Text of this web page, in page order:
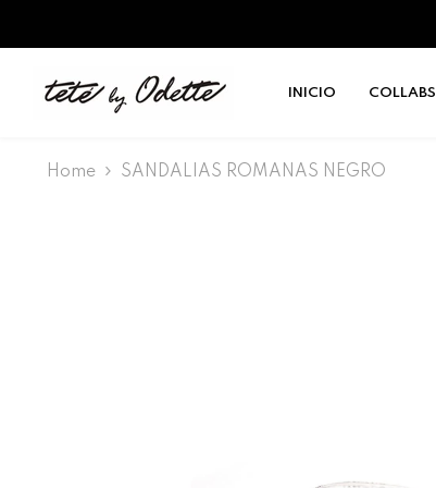
INICIO COLLABS
Home SANDALIAS ROMANAS NEGRO